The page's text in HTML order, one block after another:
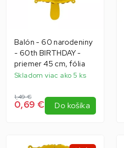
Balón - 60 narodeniny
- 60th BIRTHDAY -
priemer 45 cm, fólia
Skladom viac ako 5 ks
1,49 €
0,69 € Do košíka